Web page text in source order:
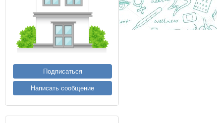
Подписаться
Написать сообщение